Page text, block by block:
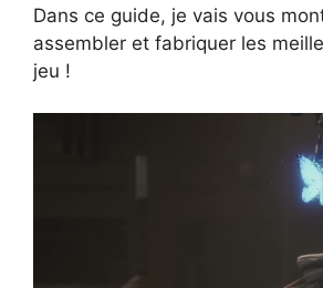
Dans ce guide, je vais vous
assembler et fabriquer les
jeu !